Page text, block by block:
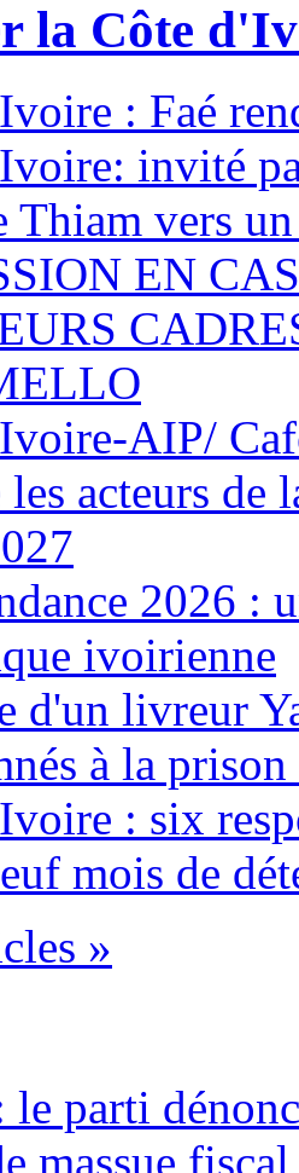
la Côte
: Faé
invité
Thiam vers
EN
AIP/
les acteurs de
2026 :
ivoirienne
d'un livreur
à la
: six
mois de
»